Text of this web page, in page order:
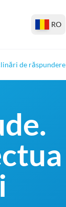
RO
de răspundere